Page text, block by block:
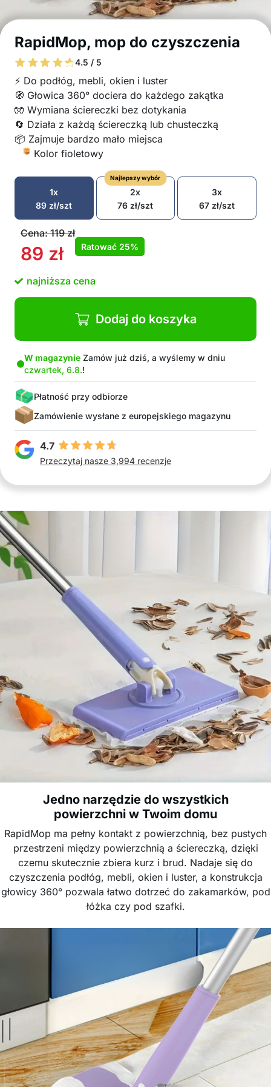
RapidMop, mop do czyszczenia
4.5 / 5
⚡ Do podłóg, mebli, okien i luster
🧭 Głowica 360° dociera do każdego zakątka
🧤 Wymiana ściereczki bez dotykania
🔄 Działa z każdą ściereczką lub chusteczką
📦 Zajmuje bardzo mało miejsca
Kolor fioletowy
1x
89 zł/szt
Najlepszy wybór
2x
76 zł/szt
3x
67 zł/szt
Cena:119zł
89 zł Ratować 25%
najniższa cena
Dodaj do koszyka
W magazynie Zamów już dziś, a wyślemy w dniu
czwartek, 6.8.!
Płatność przy odbiorze
Zamówienie wysłane z europejskiego magazynu
4.7
Przeczytaj nasze 3,994 recenzje
Jedno narzędzie do wszystkich
powierzchni w Twoim domu
RapidMop ma pełny kontakt z powierzchnią, bez pustych
przestrzeni między powierzchnią a ściereczką, dzięki
czemu skutecznie zbiera kurz i brud. Nadaje się do
czyszczenia podłóg, mebli, okien i luster, a konstrukcja
głowicy 360° pozwala łatwo dotrzeć do zakamarków, pod
łóżka czy pod szafki.